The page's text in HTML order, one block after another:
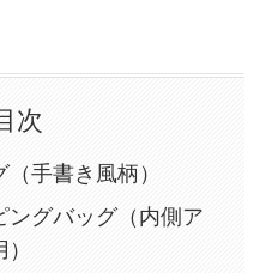
次
手書き風柄）
ングバッグ（内側ア